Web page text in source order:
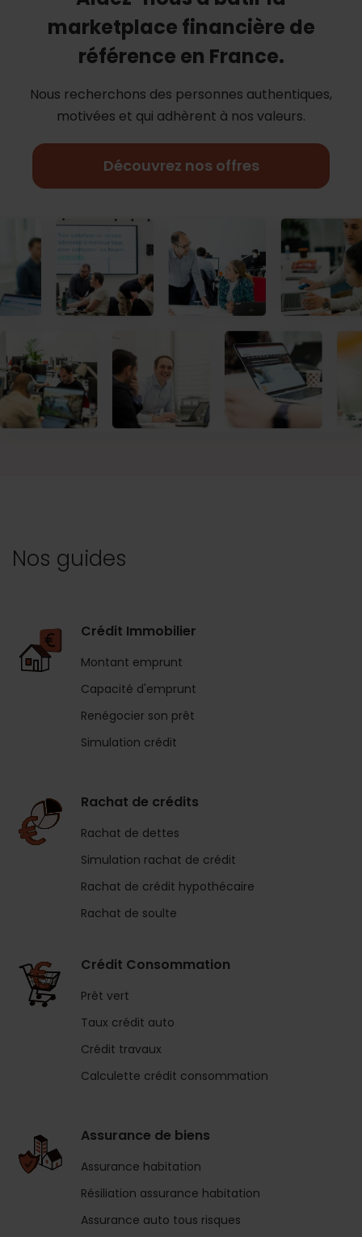
marketplace financière de
référence en France.
Nous recherchons des personnes authentiques,
motivées et qui adhèrent à nos valeurs.
Découvrez nos offres
Nos guides
Crédit Immobilier
Montant emprunt
Capacité d'emprunt
Renégocier son prêt
Simulation crédit
Rachat de crédits
Rachat de dettes
Simulation rachat de crédit
Rachat de crédit hypothécaire
Rachat de soulte
Crédit Consommation
Prêt vert
Taux crédit auto
Crédit travaux
Calculette crédit consommation
Assurance de biens
Assurance habitation
Résiliation assurance habitation
Assurance auto tous risques